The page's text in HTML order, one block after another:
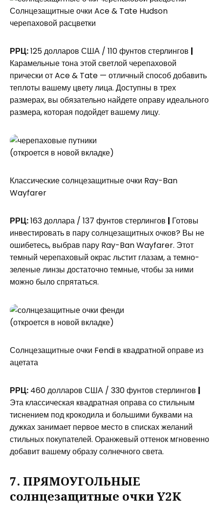
Солнцезащитные очки Ace & Tate Hudson
черепаховой расцветки
РРЦ:125 долларов США / 110 фунтов стерлингов |
Карамельные тона этой светлой черепаховой
прически от Ace & Tate — отличный способ добавить
теплоты вашему цвету лица. Доступны в трех
размерах, вы обязательно найдете оправу идеального
размера, которая подойдет вашему лицу.
(откроется в новой вкладке)
Классические солнцезащитные очки Ray-Ban
Wayfarer
РРЦ:163 доллара / 137 фунтов стерлингов | Готовы
инвестировать в пару солнцезащитных очков? Вы не
ошибетесь, выбрав пару Ray-Ban Wayfarer. Этот
темный черепаховый окрас льстит глазам, а темно-
зеленые линзы достаточно темные, чтобы за ними
можно было спрятаться.
(откроется в новой вкладке)
Солнцезащитные очки Fendi в квадратной оправе из
ацетата
РРЦ: 460 долларов США / 330 фунтов стерлингов |
Эта классическая квадратная оправа со стильным
тиснением под крокодила и большими буквами на
дужках занимает первое место в списках желаний
стильных покупателей. Оранжевый оттенок мгновенно
добавит вашему образу солнечного света.
7. ПРЯМОУГОЛЬНЫЕ
солнцезащитные очки Y2K